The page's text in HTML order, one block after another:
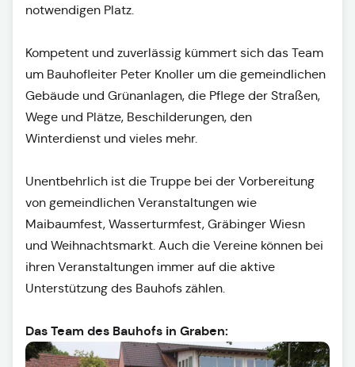
notwendigen Platz.
Kompetent und zuverlässig kümmert sich das Team
um Bauhofleiter Peter Knoller um die gemeindlichen
Gebäude und Grünanlagen, die Pflege der Straßen,
Wege und Plätze, Beschilderungen, den
Winterdienst und vieles mehr.
Unentbehrlich ist die Truppe bei der Vorbereitung
von gemeindlichen Veranstaltungen wie
Maibaumfest, Wasserturmfest, Gräbinger Wiesn
und Weihnachtsmarkt. Auch die Vereine können bei
ihren Veranstaltungen immer auf die aktive
Unterstützung des Bauhofs zählen.
Das Team des Bauhofs in Graben: